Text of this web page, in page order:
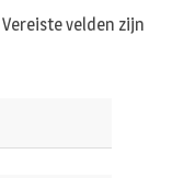
Vereiste velden zijn